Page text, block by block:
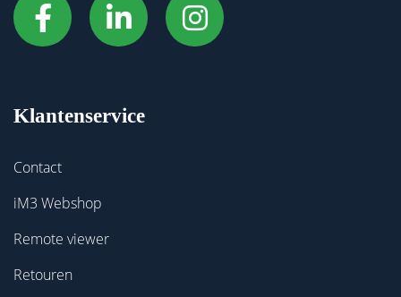
Klantenservice
Contact
iM3 Webshop
Remote viewer
Retouren